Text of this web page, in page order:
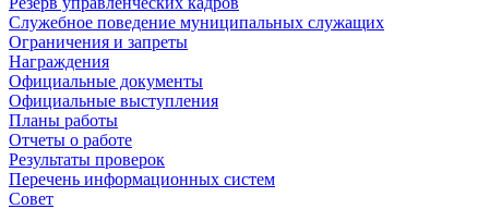
Служебное поведение муниципальных служащих
Ограничения и запреты
Награждения
Официальные документы
Официальные выступления
Планы работы
Отчеты о работе
Результаты проверок
Перечень информационных систем
Совет